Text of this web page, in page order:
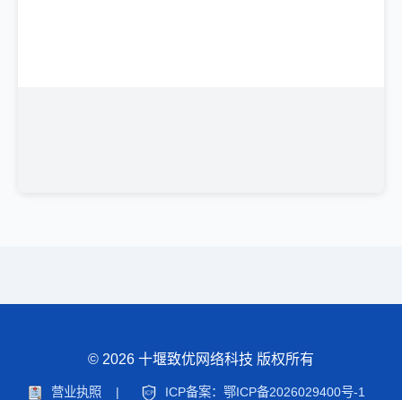
© 2026 十堰致优网络科技 版权所有
营业执照 |
ICP备案：鄂ICP备2026029400号-1